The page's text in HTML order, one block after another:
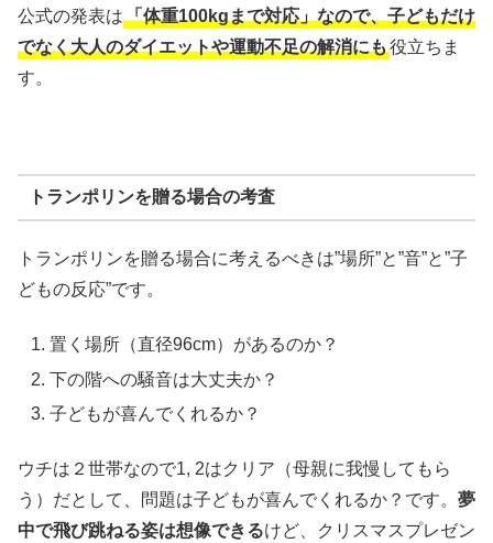
公式の発表は
「体重100kgまで対応」なので、子どもだけ
でなく大人のダイエットや運動不足の解消にも 役立ちま
す。
トランポリンを贈る場合の考査
トランポリンを贈る場合に考えるべきは”場所”と”音”と”子
どもの反応”です。
置く場所（直径96cm）があるのか？
下の階への騒音は大丈夫か？
子どもが喜んでくれるか？
ウチは２世帯なので1, 2はクリア（母親に我慢してもら
う）だとして、問題は子どもが喜んでくれるか？です。 夢
中で飛び跳ねる姿は想像できるけど、クリスマスプレゼン